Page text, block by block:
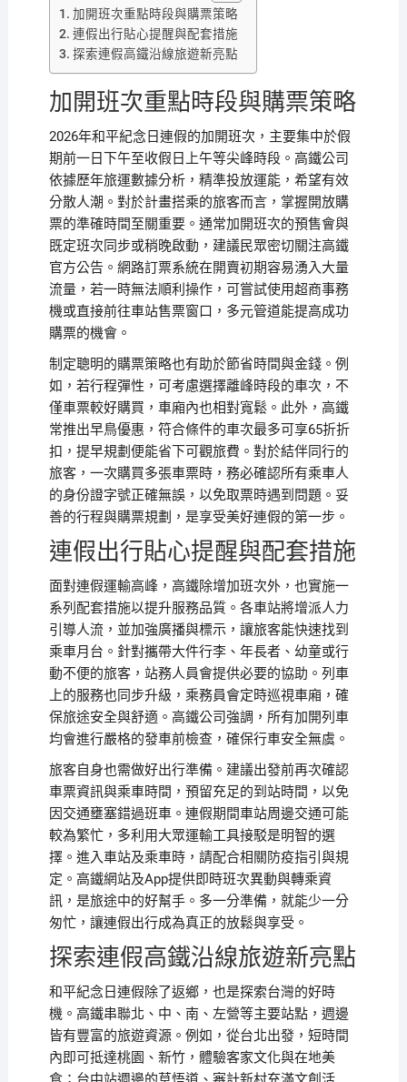
加開班次重點時段與購票策略
連假出行貼心提醒與配套措施
探索連假高鐵沿線旅遊新亮點
加開班次重點時段與購票策略
2026年和平紀念日連假的加開班次，主要集中於假
期前一日下午至收假日上午等尖峰時段。高鐵公司
依據歷年旅運數據分析，精準投放運能，希望有效
分散人潮。對於計畫搭乘的旅客而言，掌握開放購
票的準確時間至關重要。通常加開班次的預售會與
既定班次同步或稍晚啟動，建議民眾密切關注高鐵
官方公告。網路訂票系統在開賣初期容易湧入大量
流量，若一時無法順利操作，可嘗試使用超商事務
機或直接前往車站售票窗口，多元管道能提高成功
購票的機會。
制定聰明的購票策略也有助於節省時間與金錢。例
如，若行程彈性，可考慮選擇離峰時段的車次，不
僅車票較好購買，車廂內也相對寬鬆。此外，高鐵
常推出早鳥優惠，符合條件的車次最多可享65折折
扣，提早規劃便能省下可觀旅費。對於結伴同行的
旅客，一次購買多張車票時，務必確認所有乘車人
的身份證字號正確無誤，以免取票時遇到問題。妥
善的行程與購票規劃，是享受美好連假的第一步。
連假出行貼心提醒與配套措施
面對連假運輸高峰，高鐵除增加班次外，也實施一
系列配套措施以提升服務品質。各車站將增派人力
引導人流，並加強廣播與標示，讓旅客能快速找到
乘車月台。針對攜帶大件行李、年長者、幼童或行
動不便的旅客，站務人員會提供必要的協助。列車
上的服務也同步升級，乘務員會定時巡視車廂，確
保旅途安全與舒適。高鐵公司強調，所有加開列車
均會進行嚴格的發車前檢查，確保行車安全無虞。
旅客自身也需做好出行準備。建議出發前再次確認
車票資訊與乘車時間，預留充足的到站時間，以免
因交通壅塞錯過班車。連假期間車站周邊交通可能
較為繁忙，多利用大眾運輸工具接駁是明智的選
擇。進入車站及乘車時，請配合相關防疫指引與規
定。高鐵網站及App提供即時班次異動與轉乘資
訊，是旅途中的好幫手。多一分準備，就能少一分
匆忙，讓連假出行成為真正的放鬆與享受。
探索連假高鐵沿線旅遊新亮點
和平紀念日連假除了返鄉，也是探索台灣的好時
機。高鐵串聯北、中、南、左營等主要站點，週邊
皆有豐富的旅遊資源。例如，從台北出發，短時間
內即可抵達桃園、新竹，體驗客家文化與在地美